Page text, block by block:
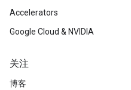
Accelerators
Google Cloud & NVIDIA
关注
博客